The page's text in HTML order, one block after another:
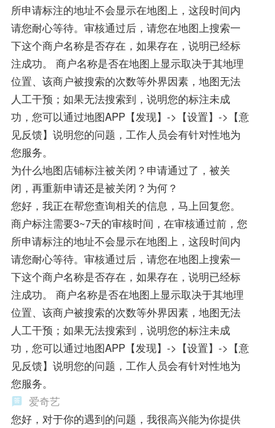
所申请标注的地址不会显示在地图上，这段时间内
请您耐心等待。审核通过后，请您在地图上搜索一
下这个商户名称是否存在，如果存在，说明已经标
注成功。 商户名称是否在地图上显示取决于其地理
位置、该商户被搜索的次数等外界因素，地图无法
人工干预；如果无法搜索到，说明您的标注未成
功，您可以通过地图APP【发现】->【设置】->【意
见反馈】说明您的问题，工作人员会有针对性地为
您服务。
为什么地图店铺标注被关闭？申请通过了，被关
闭，再重新申请还是被关闭？为何？
您好，我正在帮您查询相关的信息，马上回复您。
商户标注需要3~7天的审核时间，在审核通过前，您
所申请标注的地址不会显示在地图上，这段时间内
请您耐心等待。审核通过后，请您在地图上搜索一
下这个商户名称是否存在，如果存在，说明已经标
注成功。 商户名称是否在地图上显示取决于其地理
位置、该商户被搜索的次数等外界因素，地图无法
人工干预；如果无法搜索到，说明您的标注未成
功，您可以通过地图APP【发现】->【设置】->【意
见反馈】说明您的问题，工作人员会有针对性地为
您服务。
爱奇艺
您好，对于你的遇到的问题，我很高兴能为你提供